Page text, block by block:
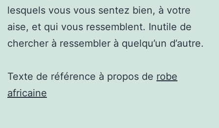
lesquels vous vous sentez bien, à votre
aise, et qui vous ressemblent. Inutile de
chercher à ressembler à quelqu’un d’autre.
Texte de référence à propos de robe
africaine